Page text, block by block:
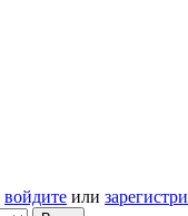
войдите или